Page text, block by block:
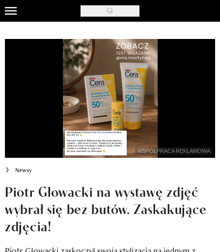
Skip
to
main
Klub Recenzentki
Newsy
Newsletter
Wizaz Summer Influ School
WSPÓŁPRACA REKLAMOWA
Newsy
Piotr Głowacki na wystawę zdjęć
wybrał się bez butów. Zaskakujące
zdjęcia!